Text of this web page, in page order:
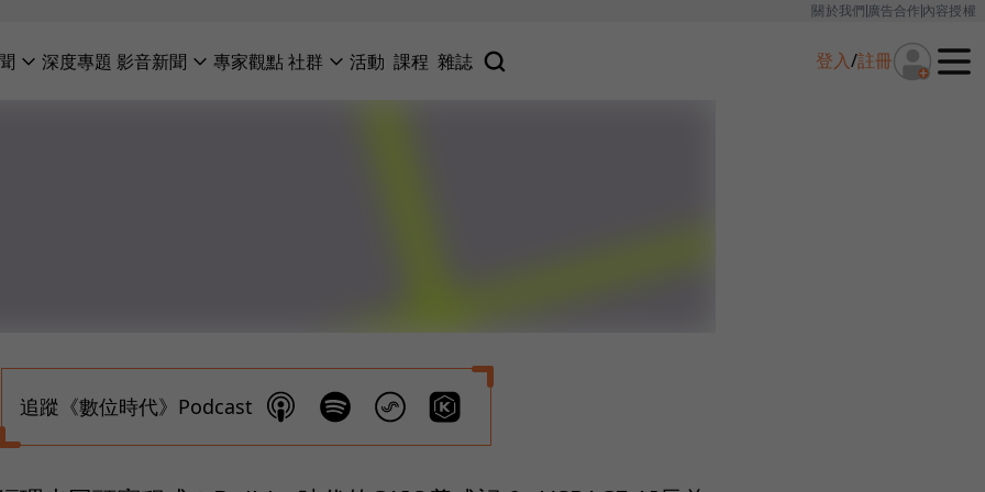
關於我們廣告合作內容授權
深度專題 影音新聞 專家觀點社群 活動 課程 雜誌 登入/註冊
追蹤《數位時代》Podcast